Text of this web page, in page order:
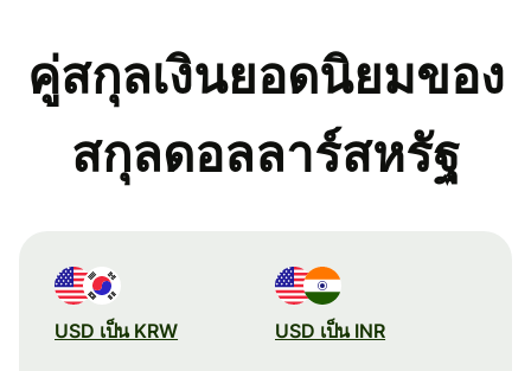
คู่สกุลเงินยอดนิยมของ
สกุลดอลลาร์สหรัฐ
USD เป็น KRW USD เป็น INR